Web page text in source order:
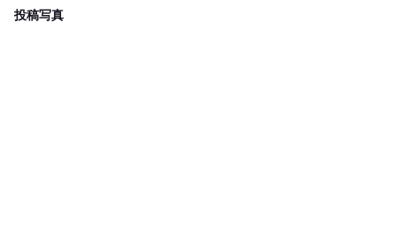
投稿写真